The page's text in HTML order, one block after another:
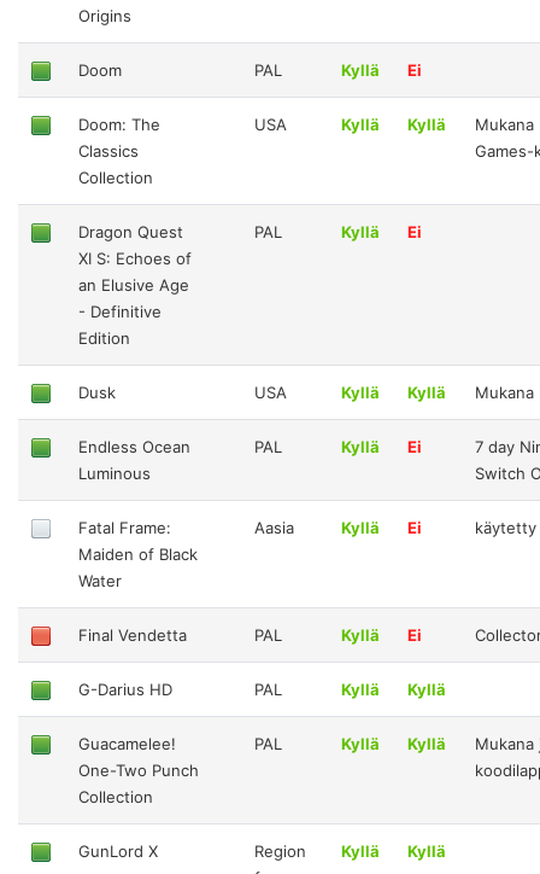
Origins
Doom PAL Kyllä Ei
Doom: The
Classics
Collection
USA Kyllä Kyllä
Mukana
Dragon Quest
XI S: Echoes of
an Elusive Age
- Definitive
Edition
PAL Kyllä Ei
Dusk USA Kyllä Kyllä
Endless Ocean
Luminous
PAL Kyllä Ei
7 day
Switch
Fatal Frame:
Maiden of Black
Water
Aasia Kyllä Ei käytetty
Final Vendetta PAL Kyllä Ei
G-Darius HD PAL Kyllä Kyllä
Guacamelee!
One-Two Punch
Collection
PAL Kyllä Kyllä
Mukana
GunLord X
Region
Kyllä Kyllä